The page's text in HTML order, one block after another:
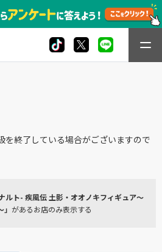
を終了している場合がございますので
ルト- 疾風伝 土影・オオノキフィギュア～
があるお店のみ表示する